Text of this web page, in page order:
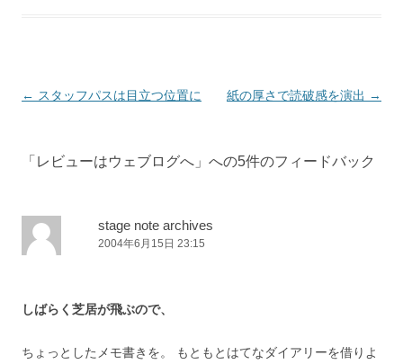
投稿ナビゲーション
← スタッフパスは目立つ位置に 紙の厚さで読破感を演出 →
「 レビューはウェブログへ 」への5件のフィードバック
stage note archives
2004年6月15日 23:15
しばらく芝居が飛ぶので、
ちょっとしたメモ書きを。 もともとはてなダイアリーを借りよ